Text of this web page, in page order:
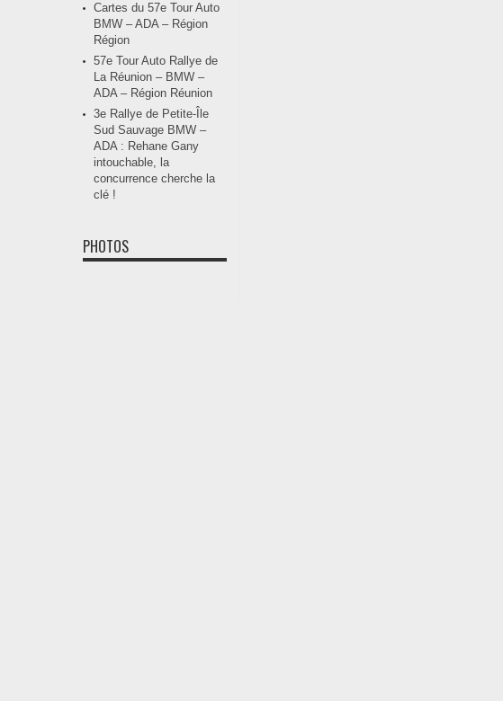
Cartes du 57e Tour Auto
BMW – ADA – Région
Région
57e Tour Auto Rallye de
La Réunion – BMW –
ADA – Région Réunion
3e Rallye de Petite-Île
Sud Sauvage BMW –
ADA : Rehane Gany
intouchable, la
concurrence cherche la
clé !
PHOTOS